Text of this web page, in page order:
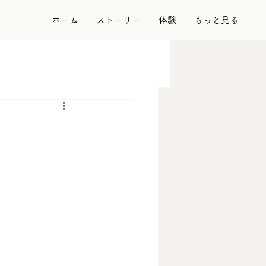
ホーム ストーリー 体験 もっと見る